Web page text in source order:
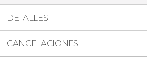
DETALLES
CANCELACIONES